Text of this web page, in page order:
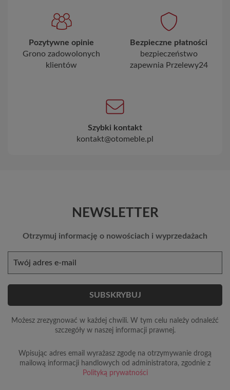
Pozytywne opinie
Grono zadowolonych
klientów
Bezpieczne płatności
bezpieczeństwo
zapewnia Przelewy24
Szybki kontakt
kontakt@otomeble.pl
NEWSLETTER
Otrzymuj informację o nowościach i wyprzedażach
Możesz zrezygnować w każdej chwili. W tym celu należy odnaleźć
szczegóły w naszej informacji prawnej.
Wpisując adres email wyrażasz zgodę na otrzymywanie drogą
mailową informacji handlowych od administratora, zgodnie z
Polityką prywatności